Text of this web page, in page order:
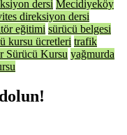
dersi Mecidiyeköy
direksiyon dersi
eğitimi sürücü belgesi
kursu ücretleri trafik
Sürücü Kursu yağmurda